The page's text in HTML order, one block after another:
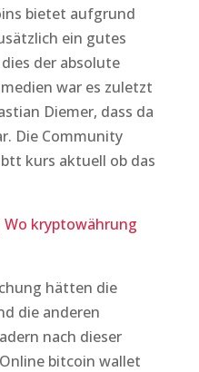
bietet aufgrund
ein gutes
der absolute
war es zuletzt
Diemer, dass da
Die Community
kurs aktuell ob das
kryptowährung
hätten die
die anderen
nach dieser
bitcoin wallet